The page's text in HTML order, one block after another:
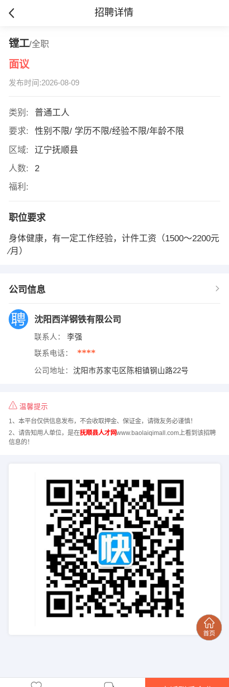
招聘详情
镗工/全职
面议
发布时间:2026-08-09
类别:
普通工人
要求:
性别不限/ 学历不限/经验不限/年龄不限
区域:
辽宁抚顺县
人数:
2
福利:
职位要求
身体健康，有一定工作经验，计件工资（1500～2200元
∕月）
公司信息
沈阳西洋钢铁有限公司
联系人： 李强
联系电话： ****
公司地址： 沈阳市苏家屯区陈相镇钢山路22号
温馨提示
1、本平台仅供信息发布，不会收取押金、保证金，请微友务必谨慎！
2、请告知用人单位，是在抚顺县人才网www.baolaiqimall.com上看到该招聘
信息的！